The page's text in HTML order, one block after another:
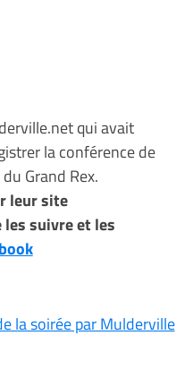
qui avait
la conférence de
Grand Rex.
leur site
suivre et les
la soirée par Mulderville